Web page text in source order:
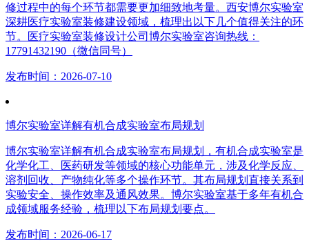
修过程中的每个环节都需要更加细致地考量。西安博尔实验室
深耕医疗实验室装修建设领域，梳理出以下几个值得关注的环
节。医疗实验室装修设计公司博尔实验室咨询热线：
17791432190（微信同号）
发布时间：2026-07-10
博尔实验室详解有机合成实验室布局规划
博尔实验室详解有机合成实验室布局规划，有机合成实验室是
化学化工、医药研发等领域的核心功能单元，涉及化学反应、
溶剂回收、产物纯化等多个操作环节。其布局规划直接关系到
实验安全、操作效率及通风效果。博尔实验室基于多年有机合
成领域服务经验，梳理以下布局规划要点。
发布时间：2026-06-17